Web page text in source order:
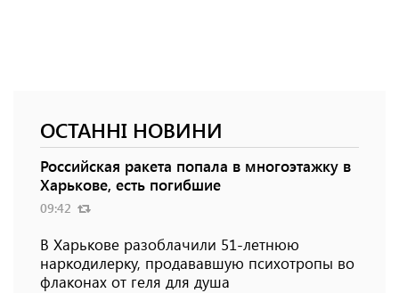
ОСТАННІ НОВИНИ
Российская ракета попала в многоэтажку в
Харькове, есть погибшие
09:42
В Харькове разоблачили 51-летнюю
наркодилерку, продававшую психотропы во
флаконах от геля для душа